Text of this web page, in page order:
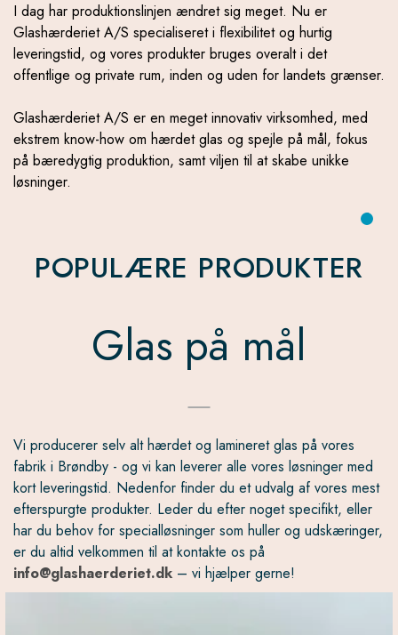
I dag har produktionslinjen ændret sig meget. Nu er
Glashærderiet A/S specialiseret i flexibilitet og hurtig
leveringstid, og vores produkter bruges overalt i det
offentlige og private rum, inden og uden for landets grænser.
Glashærderiet A/S er en meget innovativ virksomhed, med
ekstrem know-how om hærdet glas og spejle på mål, fokus
på bæredygtig produktion, samt viljen til at skabe unikke
løsninger.
1
POPULÆRE PRODUKTER
Glas på mål
Vi producerer selv alt hærdet og lamineret glas på vores
fabrik i Brøndby - og vi kan leverer alle vores løsninger med
kort leveringstid. Nedenfor finder du et udvalg af vores mest
efterspurgte produkter. Leder du efter noget specifikt, eller
har du behov for specialløsninger som huller og udskæringer,
er du altid velkommen til at kontakte os på
info@glashaerderiet.dk – vi hjælper gerne!